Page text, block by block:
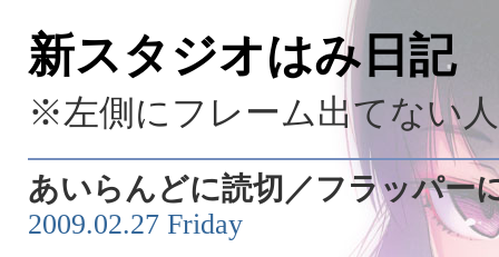
新スタジオはみ日記
※左側にフレーム出てない
あいらんどに読切／フラッパー
2009.02.27 Friday